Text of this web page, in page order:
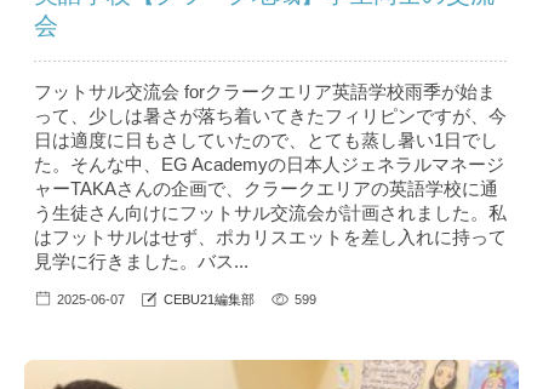
会
フットサル交流会 forクラークエリア英語学校雨季が始ま
って、少しは暑さが落ち着いてきたフィリピンですが、今
日は適度に日もさしていたので、とても蒸し暑い1日でし
た。そんな中、EG Academyの日本人ジェネラルマネージ
ャーTAKAさんの企画で、クラークエリアの英語学校に通
う生徒さん向けにフットサル交流会が計画されました。私
はフットサルはせず、ポカリスエットを差し入れに持って
見学に行きました。バス...
2025-06-07 CEBU21編集部 599